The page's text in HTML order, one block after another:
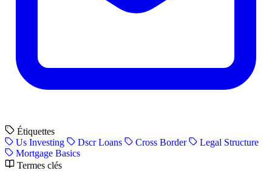
Étiquettes
Us Investing
Dscr Loans Cross Border
Legal Structure
Mortgage Basics
Termes clés